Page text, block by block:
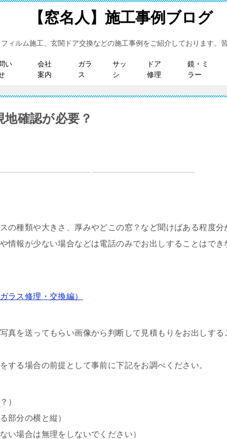
【窓名人】施工事例ブログ
ィルム施工、玄関ドア交換などの施工事例をご紹介しております。
い
会社
案内
ガラ
ス
サッ
シ
ドア
修理
鏡・ミ
ラー
確認が必要？
の種類や大きさ、厚みやどこの窓？など聞けばある程度分
情報が少ない場合などは電話のみでお出しすることはでき
ラス修理・交換編）
真を送ってもらい画像から判断して見積もりをお出しする
する場合の前提として事前に下記をお調べください。
）
部分の横と縦）
い場合は無理をしないでください）